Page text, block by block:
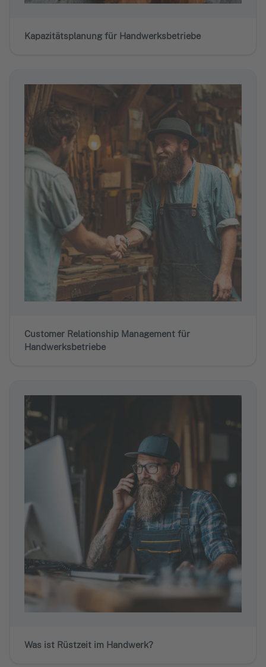
Kapazitätsplanung für Handwerksbetriebe
Customer Relationship Management für
Handwerksbetriebe
Was ist Rüstzeit im Handwerk?